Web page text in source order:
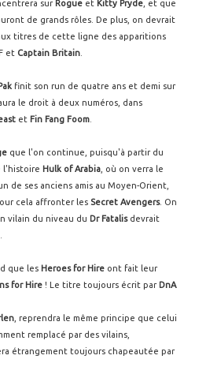
surRogue et Kitty Pryde , et que
de grands rôles. De plus, on devrait
titres de cette ligne des apparitions
et Captain Britain
finit son run de quatre ans et demi sur
le droit à deux numéros, dans
et Fin Fang Foom
que l'on continue, puisqu'à partir du
l'histoire Hulk of Arabia , où on verra le
de ses anciens amis au Moyen-Orient,
cela affronter les Secret Avengers. On
vilain du niveau du Dr Fatalisdevrait
que les Heroes for Hire ont fait leur
for Hire ! Le titre toujours écrit parDnA
, reprendra le même principe que celui
remplacé par des vilains,
étrangement toujours chapeautée par